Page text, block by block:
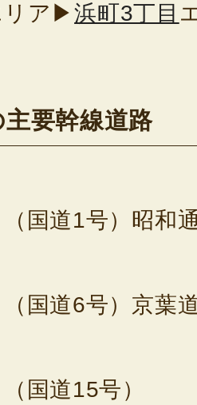
ア ▶浜町3丁目
要幹線道路
国道1号） 昭和
国道6号） 京葉
国道15号）